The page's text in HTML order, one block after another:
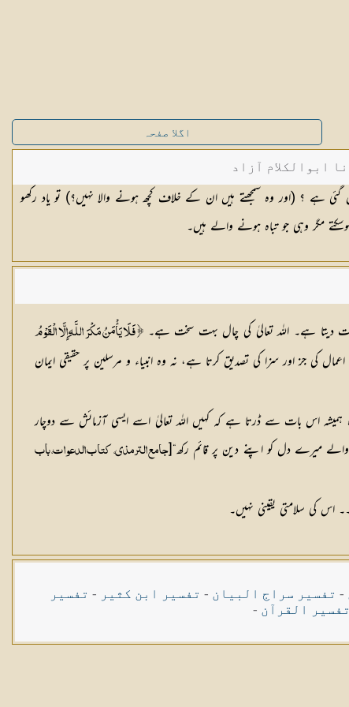
اگلا صفحہ
ابوالکلام آزاد
گئی ہے ؟ (اور وہ سمجھتے ہیں ان کے خلاف کچھ ہونے والا نہیں؟) تو یاد رکھو
مگر وہی جو تباہ ہونے والے ہیں۔
دیتا ہے۔ اللہ تعالیٰ کی چال بہت سخت ہے۔﴿ فَلَا يَأْمَنُ مَكْرَ اللَّـهِ إِلَّا الْقَوْمُ
جز اور سزا کی تصدیق کرتا ہے، نہ وہ انبیاء و مرسلین پر حقیقی ایمان
اس بات سے ڈرتا ہے کہ کہیں اللہ تعالیٰ اسے ایسی آزمائش سے دوچار
میرے دل کو اپنے دین پر قائم رکھ“[جامع الترمذی، کتاب الدعوات، باب
کی سلامتی یقینی نہیں۔
- تفسیر سراج البیان - تفسیر ابن کثیر - تفسیر
القرآن -